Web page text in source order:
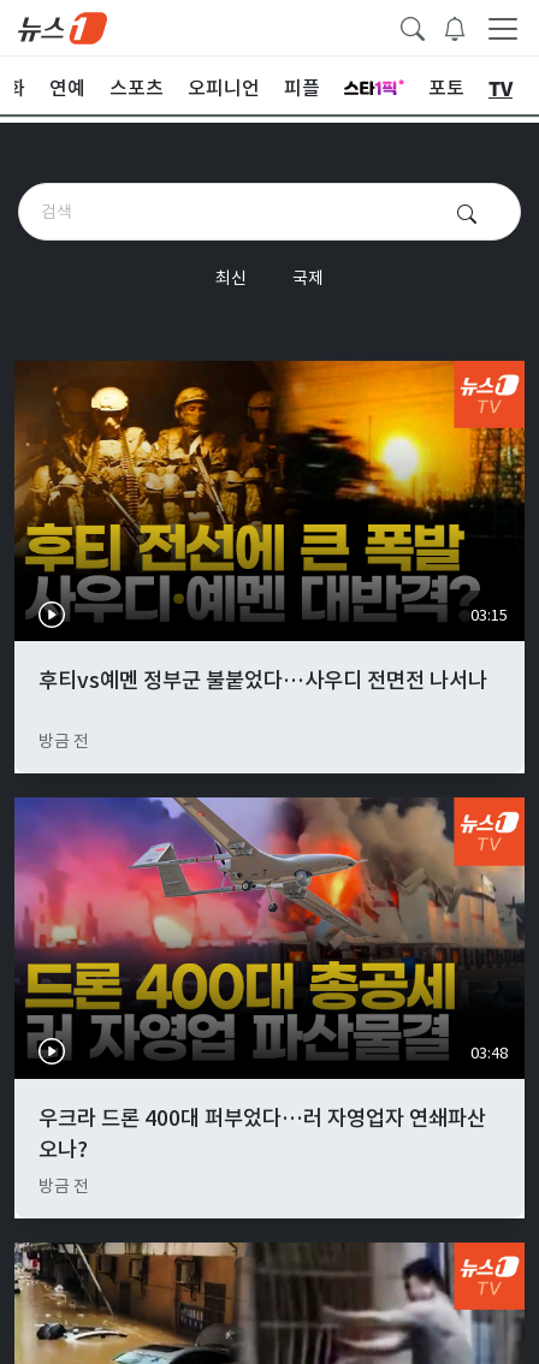
화 연예 스포츠 오피니언 피플 포토 TV
최신 국제
03:15
후티vs예멘 정부군 불붙었다…사우디 전면전 나서나
방금 전
03:48
우크라 드론 400대 퍼부었다…러 자영업자 연쇄파산
오나?
방금 전